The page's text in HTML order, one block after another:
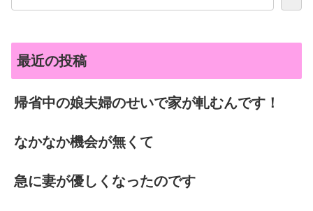
最近の投稿
帰省中の娘夫婦のせいで家が軋むんです！
なかなか機会が無くて
急に妻が優しくなったのです